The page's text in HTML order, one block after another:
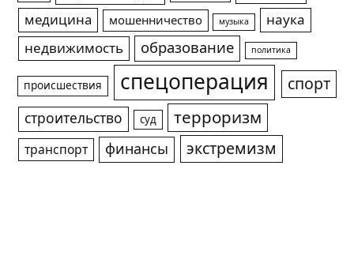
медицина
мошенничество музыка
наука
недвижимость
образование политика
происшествия спецоперация спорт
строительство суд терроризм
транспорт финансы экстремизм